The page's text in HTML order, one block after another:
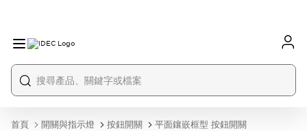
首頁 開關與指示燈 按鈕開關
平面鑲嵌框型 按鈕開關